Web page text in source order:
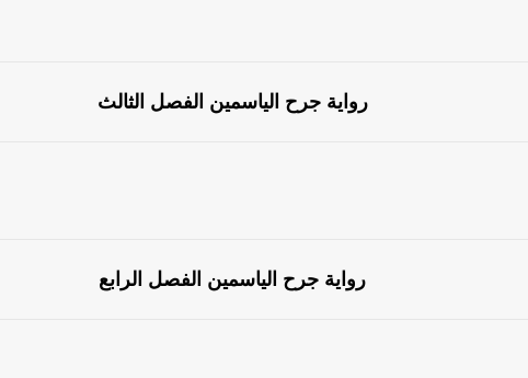
رواية جرح الياسمين الفصل الثالث
رواية جرح الياسمين الفصل الرابع